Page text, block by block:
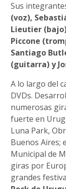
Sus
(voz),
Lieutier
Piccone
Santiago
(guitarra) y
A lo largo del
DVDs.
numerosas
fuerte en
Luna Park,
Buenos Aires;
Municipal de
giras por
grandes